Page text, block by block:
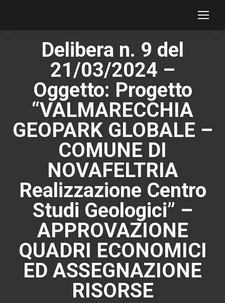
Delibera n. 9 del
21/03/2024 –
Oggetto: Progetto
“VALMARECCHIA
GEOPARK GLOBALE –
COMUNE DI
NOVAFELTRIA
Realizzazione Centro
Studi Geologici” –
APPROVAZIONE
QUADRI ECONOMICI
ED ASSEGNAZIONE
RISORSE